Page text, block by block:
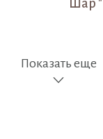
Шар
Показать еще